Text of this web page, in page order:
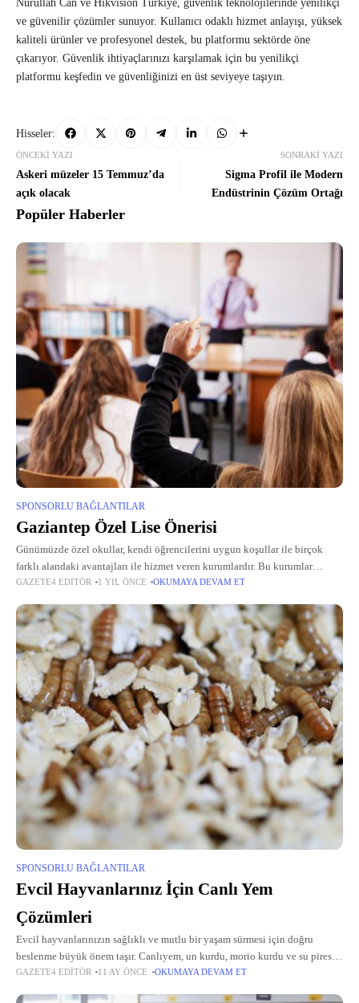
Nurullah Can ve Hikvision Türkiye, güvenlik teknolojilerinde yenilikçi
ve güvenilir çözümler sunuyor. Kullanıcı odaklı hizmet anlayışı, yüksek
kaliteli ürünler ve profesyonel destek, bu platformu sektörde öne
çıkarıyor. Güvenlik ihtiyaçlarınızı karşılamak için bu yenilikçi
platformu keşfedin ve güvenliğinizi en üst seviyeye taşıyın.
Hisseler:
ÖNCEKI YAZI
Askeri müzeler 15 Temmuz’da
açık olacak
SONRAKI YAZI
Sigma Profil ile Modern
Endüstrinin Çözüm Ortağı
Popüler Haberler
SPONSORLU BAĞLANTILAR
Gaziantep Özel Lise Önerisi
Günümüzde özel okullar, kendi öğrencilerini uygun koşullar ile birçok
farklı alandaki avantajları ile hizmet veren kurumlardır. Bu kurumlar
arasında yer alan Özel Teknonet Fen Lisesi, üniversite sınavına yönelik
GAZETE4 EDITÖR 1 YIL ÖNCE OKUMAYA DEVAM ET
SPONSORLU BAĞLANTILAR
Evcil Hayvanlarınız İçin Canlı Yem
Çözümleri
Evcil hayvanlarınızın sağlıklı ve mutlu bir yaşam sürmesi için doğru
beslenme büyük önem taşır. Canlıyem, un kurdu, morio kurdu ve su piresi
gibi besleyici yemler, sürüngenlerden kuşlara, balıklardan kümes
GAZETE4 EDITÖR 11 AY ÖNCE OKUMAYA DEVAM ET